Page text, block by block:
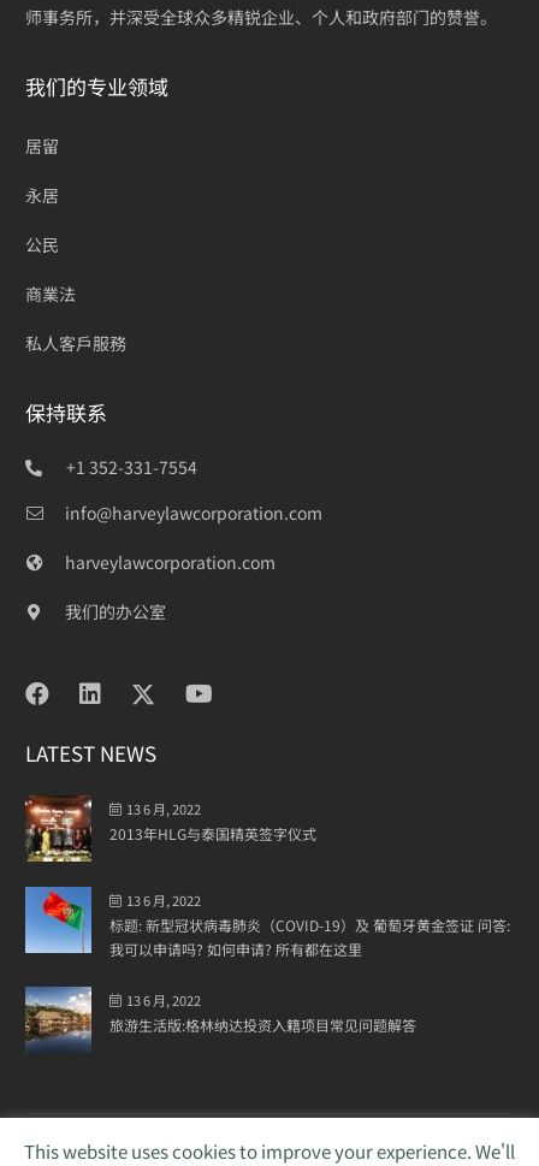
师事务所，并深受全球众多精锐企业、个人和政府部门的赞誉。
我们的专业领域
居留
永居
公民
商業法
私人客戶服務
保持联系
+1 352-331-7554
info@harveylawcorporation.com
harveylawcorporation.com
我们的办公室
LATEST NEWS
13 6 月, 2022
2013年HLG与泰国精英签字仪式
13 6 月, 2022
标题: 新型冠状病毒肺炎（COVID-19）及 葡萄牙黄金签证 问答:
我可以申请吗? 如何申请? 所有都在这里
13 6 月, 2022
旅游生活版:格林纳达投资入籍项目常见问题解答
This website uses cookies to improve your experience. We'll